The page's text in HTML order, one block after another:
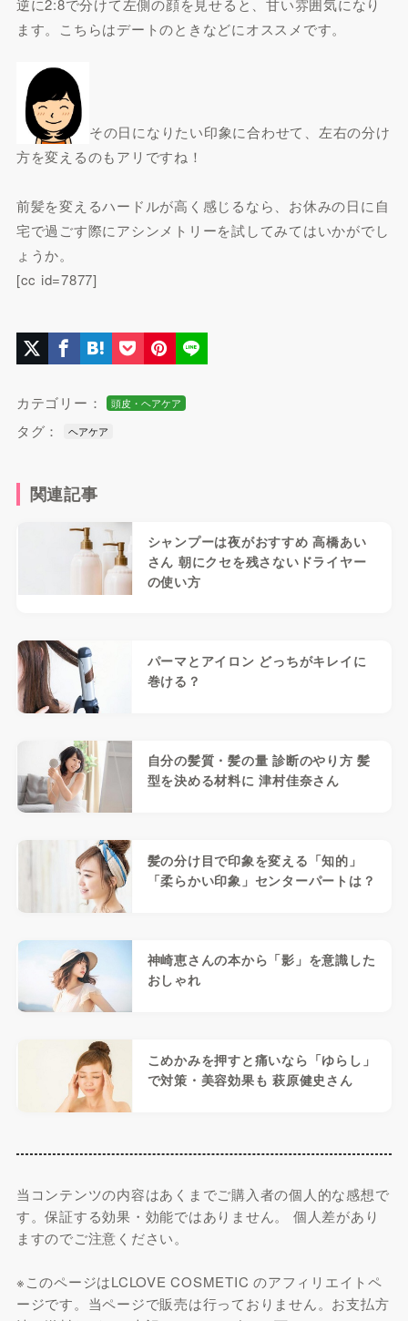
逆に2:8で分けて左側の顔を見せると、甘い雰囲気になり
ます。こちらはデートのときなどにオススメです。
その日になりたい印象に合わせて、左右の分け
方を変えるのもアリですね！
前髪を変えるハードルが高く感じるなら、お休みの日に自
宅で過ごす際にアシンメトリーを試してみてはいかがでし
ょうか。
[cc id=7877]
カテゴリー： 頭皮・ヘアケア
タグ： ヘアケア
関連記事
シャンプーは夜がおすすめ 高橋あい
さん 朝にクセを残さないドライヤー
の使い方
パーマとアイロン どっちがキレイに
巻ける？
自分の髪質・髪の量 診断のやり方 髪
型を決める材料に 津村佳奈さん
髪の分け目で印象を変える「知的」
「柔らかい印象」センターパートは？
神崎恵さんの本から「影」を意識した
おしゃれ
こめかみを押すと痛いなら「ゆらし」
で対策・美容効果も 萩原健史さん
当コンテンツの内容はあくまでご購入者の個人的な感想で
す。保証する効果・効能ではありません。 個人差があり
ますのでご注意ください。
※このページはLCLOVE COSMETIC のアフィリエイトペ
ージです。当ページで販売は行っておりません。お支払方